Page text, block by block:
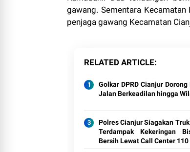
gawang. Sementara
penjaga gawang Kecamatan
RELATED ARTICLE
Golkar DPRD Cianjur
Jalan Berkeadilan hingga
Polres Cianjur Siagakan
Terdampak Kekeringan
Bersih Lewat Call Center 110